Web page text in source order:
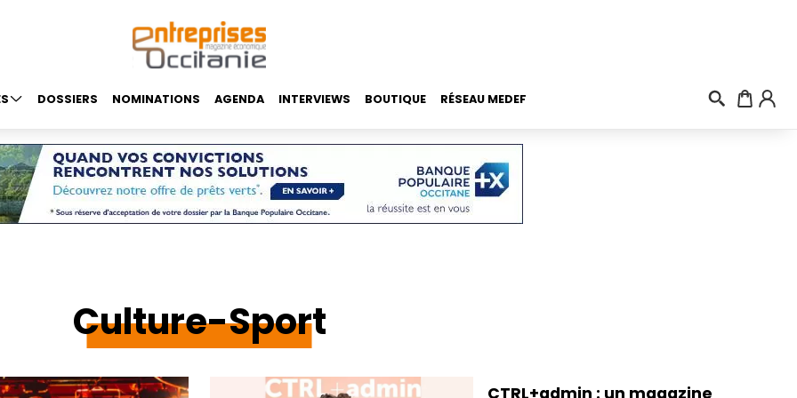
DOSSIERS NOMINATIONS AGENDA INTERVIEWS BOUTIQUE RÉSEAU MEDEF
Culture-Sport
CTRL+admin : un magazine